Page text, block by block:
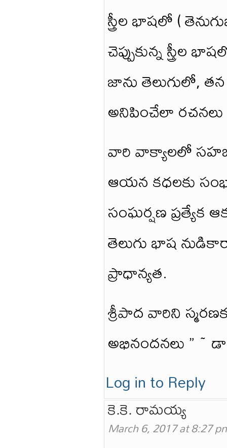
స్త్రీల భాషలో (
చెప్పుకున్న స్త్రీల
జాను తెలుగులో,
అనిపించేలా రచనలు
వారి వాక్యాలలో సహజ
ఆయన కధలకు
సంఘర్షణ ప్రత్యేక
తెలుగు భాష
ప్రాధాన్యత.
శ్రీపాద వారిని
అభినందనలు ” ~
Log in to Reply
కె.కె. రామయ్య
March 6, 2017 at 8:27